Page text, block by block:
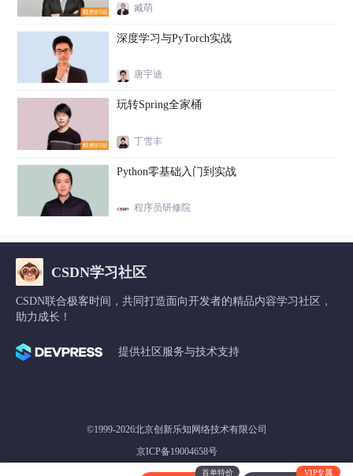
首单特价 VIP专属
臧萌
深度学习与PyTorch实战
唐宇迪
玩转Spring全家桶
丁雪丰
Python零基础入门到实战
程序员研修院
CSDN学习社区
CSDN联合极客时间，共同打造面向开发者的精品内容学习社区，
助力成长！
提供社区服务与技术支持
©1999-2026北京创新乐知网络技术有限公司
京ICP备19004658号